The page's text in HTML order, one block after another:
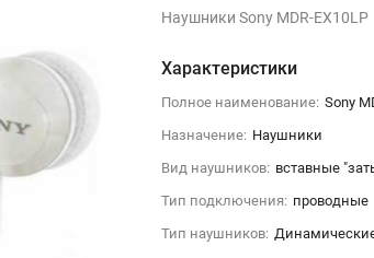
Наушники Sony MDR-EX10LP
Характеристики
Полное наименование: Sony
Назначение: Наушники
Вид наушников: вставные
Тип подключения: проводные
Тип наушников: